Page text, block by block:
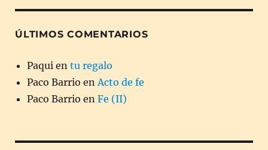
ÚLTIMOS COMENTARIOS
Paqui en tu regalo
Paco Barrio en Acto de fe
Paco Barrio en Fe (II)